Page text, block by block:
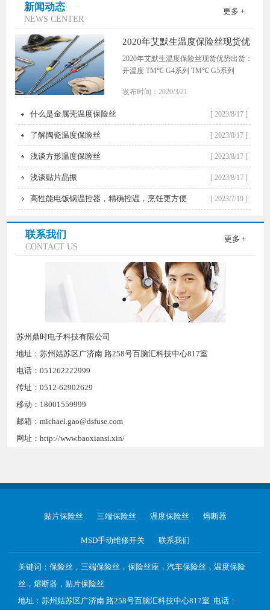
新闻动态
NEWS CENTER
更多 +
2020年艾默生温度保险丝现货优
势出货
2020年艾默生温度保险丝现货优势出货：
开温度 TM℃ G4系列 TM℃ G5系列
列 70 130 175 130 125 175 72 100 175 100
125 125 200 81 125 200 125 84 125 200 125
125 200 87 140 140 93 140 215 140 215 98
225 150 225 110 150 225 140 225 115 160
235 140 117 160 235 160 150 235 121 160
235 160 150 235 125 185 235 150 128 160
235 160 150 235 G4,G5,G6,G7,G8系列大
量现货，优势出货，欢迎新老客户来电咨
发布时间：2020/3/21
什么是金属壳温度保险丝 [ 2023/8/17 ]
了解陶瓷温度保险丝 [ 2023/8/17 ]
浅谈方形温度保险丝 [ 2023/8/17 ]
浅谈贴片晶振 [ 2023/8/17 ]
高性能电饭锅温控器，精确控温，烹饪更方便 [ 2023/7/19 ]
联系我们
CONTACT US
更多 +
苏州鼎时电子科技有限公司
地址：苏州姑苏区广济南 路258号百脑汇科技中心817室
电话：051262222999
传址：0512-62902629
移动：18001559999
邮箱：michael.gao@dsfuse.com
网址：http://www.baoxiansi.xin/
贴片保险丝 三端保险丝 温度保险丝 熔断器
MSD手动维修开关 联系我们
关键词：保险丝，三端保险丝，保险丝座，汽车保险丝，温度保险
丝，熔断器，贴片保险丝
地址：苏州姑苏区广济南 路258号百脑汇科技中心817室 电话：